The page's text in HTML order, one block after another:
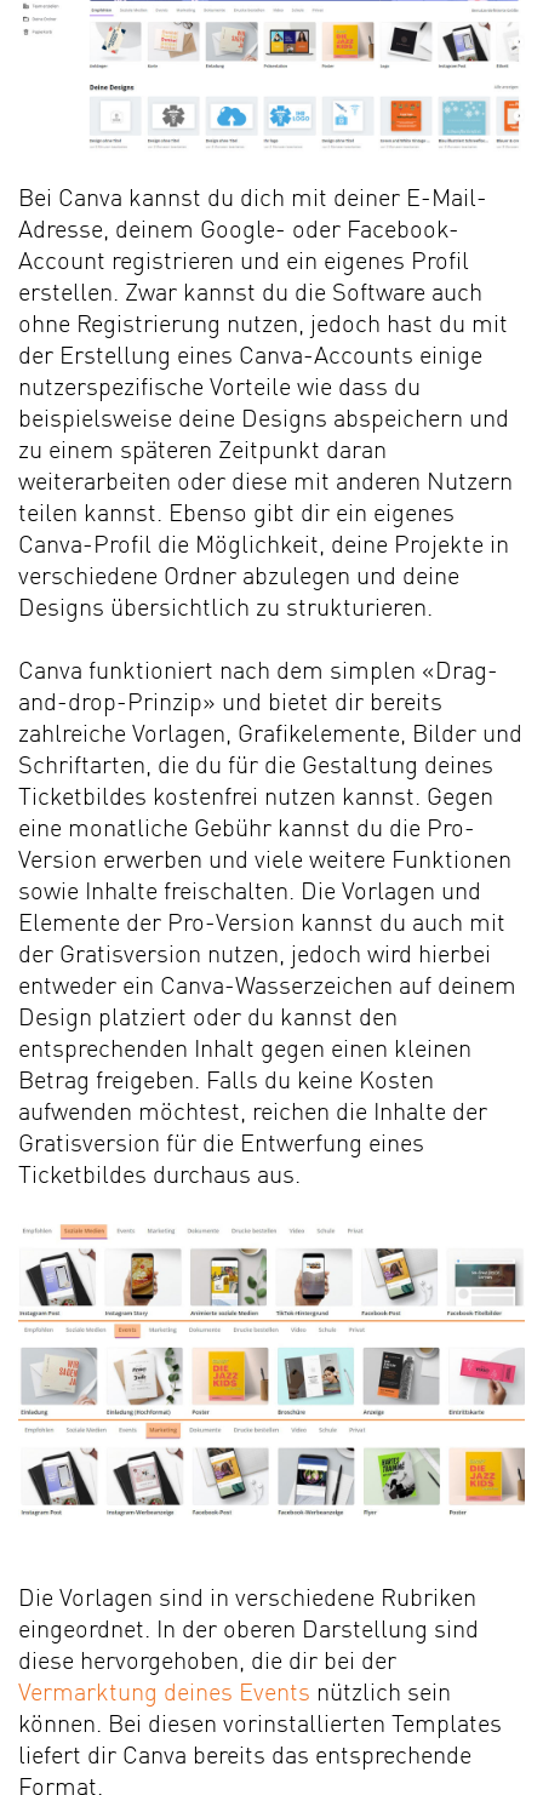
Bei Canva kannst du dich mit deiner E-Mail-
Adresse, deinem Google- oder Facebook-
Account registrieren und ein eigenes Profil
erstellen. Zwar kannst du die Software auch
ohne Registrierung nutzen, jedoch hast du mit
der Erstellung eines Canva-Accounts einige
nutzerspezifische Vorteile wie dass du
beispielsweise deine Designs abspeichern und
zu einem späteren Zeitpunkt daran
weiterarbeiten oder diese mit anderen Nutzern
teilen kannst. Ebenso gibt dir ein eigenes
Canva-Profil die Möglichkeit, deine Projekte in
verschiedene Ordner abzulegen und deine
Designs übersichtlich zu strukturieren.
Canva funktioniert nach dem simplen «Drag-
and-drop-Prinzip» und bietet dir bereits
zahlreiche Vorlagen, Grafikelemente, Bilder und
Schriftarten, die du für die Gestaltung deines
Ticketbildes kostenfrei nutzen kannst. Gegen
eine monatliche Gebühr kannst du die Pro-
Version erwerben und viele weitere Funktionen
sowie Inhalte freischalten. Die Vorlagen und
Elemente der Pro-Version kannst du auch mit
der Gratisversion nutzen, jedoch wird hierbei
entweder ein Canva-Wasserzeichen auf deinem
Design platziert oder du kannst den
entsprechenden Inhalt gegen einen kleinen
Betrag freigeben. Falls du keine Kosten
aufwenden möchtest, reichen die Inhalte der
Gratisversion für die Entwerfung eines
Ticketbildes durchaus aus.
Die Vorlagen sind in verschiedene Rubriken
eingeordnet. In der oberen Darstellung sind
diese hervorgehoben, die dir bei der
Vermarktung deines Events nützlich sein
können. Bei diesen vorinstallierten Templates
liefert dir Canva bereits das entsprechende
Format.